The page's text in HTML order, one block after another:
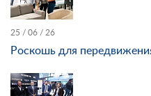
25 / 06 / 26
Роскошь для